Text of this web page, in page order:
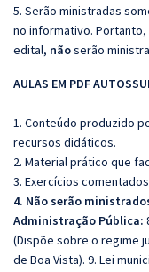
5. Serão ministradas
no informativo.
edital, nãoserão
AULAS EM PDF
1. Conteúdo produzido
recursos didáticos.
2. Material prático que
3. Exercícios
4. Não serão
Administração Pública:
(Dispõe sobre o regime
de Boa Vista). 9. Lei